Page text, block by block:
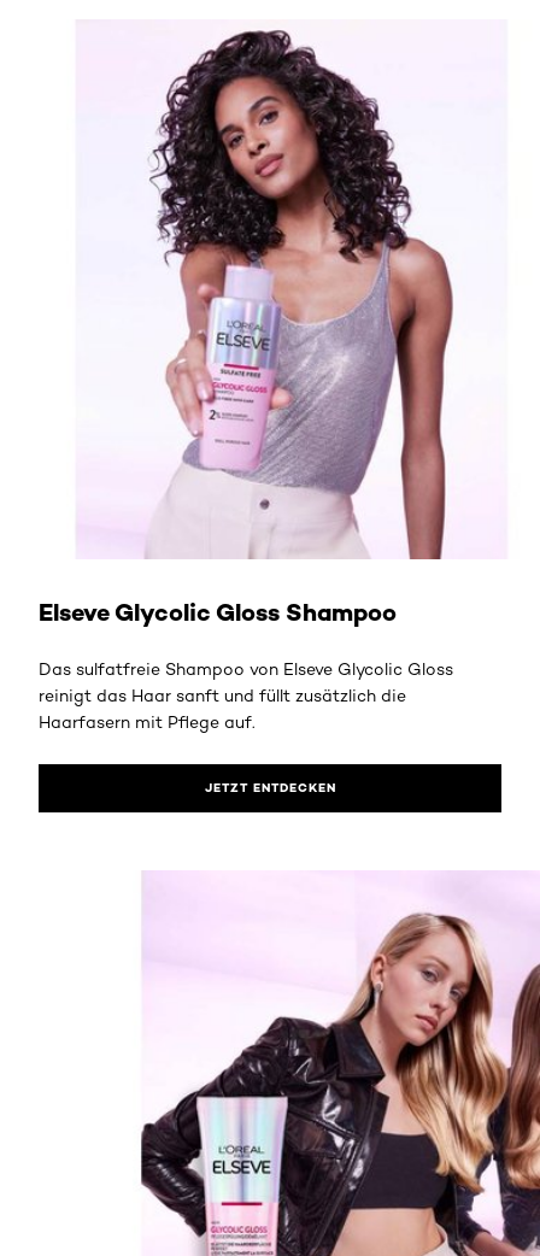
Elseve Glycolic Gloss Shampoo
Das sulfatfreie Shampoo von Elseve Glycolic Gloss
reinigt das Haar sanft und füllt zusätzlich die
Haarfasern mit Pflege auf.
JETZT ENTDECKEN